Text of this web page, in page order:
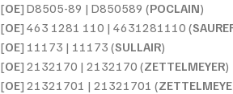
[OE] D8505-89 | D850589 (POCLAIN)
[OE] 463 1281 110 | 4631281110 (
[OE] 11173 | 11173 (SULLAIR)
[OE] 2132170 | 2132170 (ZETTELMEYER)
[OE] 21321701 | 21321701 (